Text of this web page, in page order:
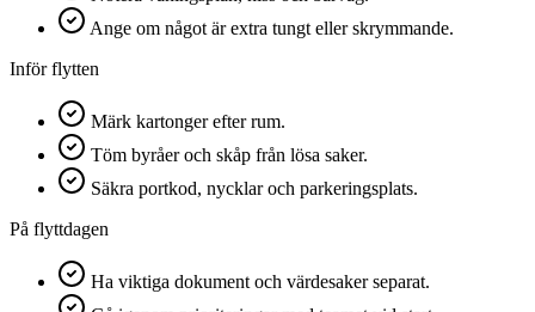
Ange om något är extra tungt eller skrymmande.
Inför flytten
Märk kartonger efter rum.
Töm byråer och skåp från lösa saker.
Säkra portkod, nycklar och parkeringsplats.
På flyttdagen
Ha viktiga dokument och värdesaker separat.